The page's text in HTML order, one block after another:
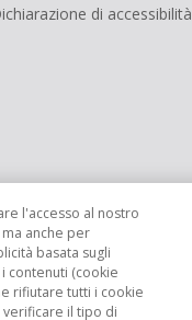
di accessibilità
l'accesso al nostro
anche per
basata sugli
contenuti (cookie
rifiutare tutti i cookie
verificare il tipo di